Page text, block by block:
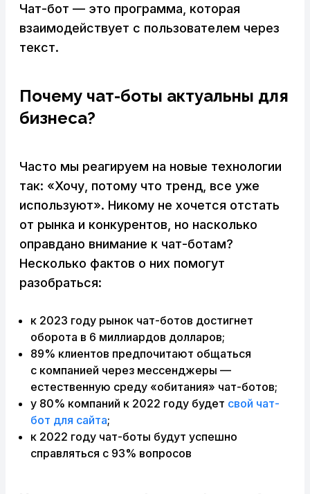
Чат-бот — это программа, которая
взаимодействует с пользователем через
текст.
Почему чат-боты актуальны для
бизнеса?
Часто мы реагируем на новые технологии
так: «Хочу, потому что тренд, все уже
используют». Никому не хочется отстать
от рынка и конкурентов, но насколько
оправдано внимание к чат-ботам?
Несколько фактов о них помогут
разобраться:
к 2023 году рынок чат-ботов достигнет
оборота в 6 миллиардов долларов;
89% клиентов предпочитают общаться
с компанией через мессенджеры —
естественную среду «обитания» чат-ботов;
у 80% компаний к 2022 году будет свой чат-
бот для сайта;
к 2022 году чат-боты будут успешно
справляться с 93% вопросов